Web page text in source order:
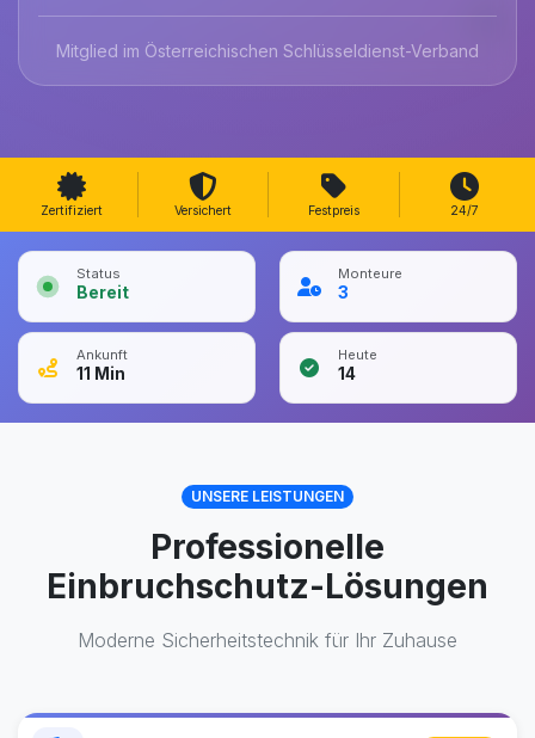
Mitglied im Österreichischen Schlüsseldienst-Verband
Zertifiziert Versichert Festpreis 24/7
Status
Bereit
Monteure
3
Ankunft
11 Min
Heute
14
UNSERE LEISTUNGEN
Professionelle
Einbruchschutz-Lösungen
Moderne Sicherheitstechnik für Ihr Zuhause